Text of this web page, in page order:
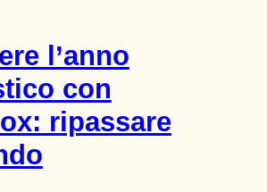
l’anno
con
ripassare